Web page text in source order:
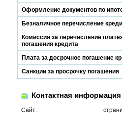
Оформление документов по
Безналичное перечисление
Комиссия за перечисление
погашения кредита
Плата за досрочное погашение
Санкции за просрочку погашения
Контактная информация
Сайт: